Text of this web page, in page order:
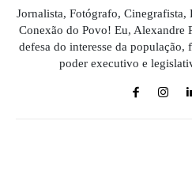
Jornalista, Fotógrafo,
Conexão do Povo! Eu, Alexandre
defesa do interesse da população,
poder executivo e